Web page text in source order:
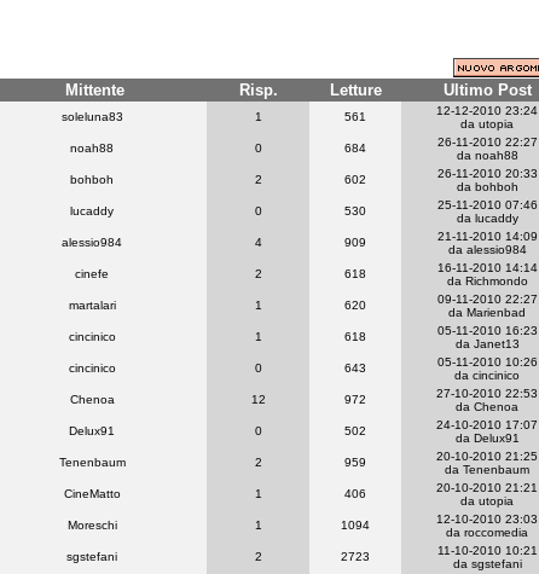
Mittente Risp. Letture
Ultimo Post
soleluna83 1 561
12-12-2010 23:24
da utopia
noah88 0 684
26-11-2010 22:27
da noah88
bohboh 2 602
26-11-2010 20:33
da bohboh
lucaddy 0 530
25-11-2010 07:46
da lucaddy
alessio984 4 909
21-11-2010 14:09
da alessio984
cinefe 2 618
16-11-2010 14:14
da Richmondo
martalari 1 620
09-11-2010 22:27
da Marienbad
cincinico 1 618
05-11-2010 16:23
da Janet13
cincinico 0 643
05-11-2010 10:26
da cincinico
Chenoa 12 972
27-10-2010 22:53
da Chenoa
Delux91 0 502
24-10-2010 17:07
da Delux91
Tenenbaum 2 959
20-10-2010 21:25
da Tenenbaum
CineMatto 1 406
20-10-2010 21:21
da utopia
Moreschi 1 1094
12-10-2010 23:03
da roccomedia
sgstefani 2 2723
11-10-2010 10:21
da sgstefani